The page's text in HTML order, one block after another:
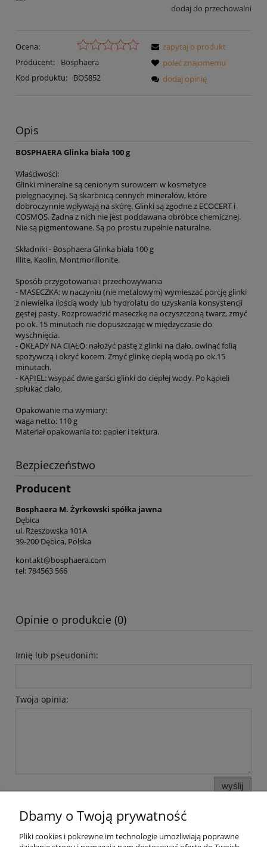
dodaj do przechowalni
Ocena:
Producent:
Bosphaera
Kod produktu:
BOS852
zapytaj o produkt
poleć znajomemu
dodaj opinię
Opis
BOSPHAERA Glinka biała 100 g
Właściwości:
Glinki mineralne są cenionym surowcem w kosmetyce
pielęgnacyjnej. Są skarbnicą cennych minerałów, które
dobroczynnie wpływają na skórę. Glinki są zgodne z ECOCERT i
COSMOS. Żadna z nich nie jest poddawana obróbce chemicznej.
Nie są pigmentowane. Są po prostu zupełnie naturalne.
Składniki - Bosphaera Glinka biała 100 g
Illite, Kaolin, Montmorillonite.
Sposób przygotowania i przechowywania
- MASECZKA: w naczyniu (nie metalowym) wymieszać porcję glinki
z niewielka ilością wody lub hydrolatu do uzyskania konsystencji
gęstej pasty. Rozprowadzić maseczkę na oczyszczoną twarz, zmyć
po ok. 15 minutach nie dopuszczając w międzyczasie do
wyschnięcia.
- OKŁADY NA CIAŁO: nałożyć pastę z glinki na ciało, owinąć folią
spożywczą i okryć kocem. Zmyć glinkę ciepłą wodą po ok.15
minutach.
- KĄPIEL: wsypać dwie garści glinki do ciepłej wody. Po kąpieli
spłukać ciało.
Opakowanie ma wymiary:
waga netto: 110 g
Materiał opakowania to: papier i tektura.
Bezpieczeństwo
Producent
Bosphaera M. Żyrkowski spółka jawna
Dębica
ul. Rzeszowska 101A
39-200 Dębica, Polska
kontakt@bosphaera.com
tel: 784563 566
Opinie o produkcie (0)
Imię lub pseudonim:
Twoja opinia:
wyślij
Pomoc
Dbamy o Twoją prywatność
Pliki cookies i pokrewne im technologie umożliwiają poprawne